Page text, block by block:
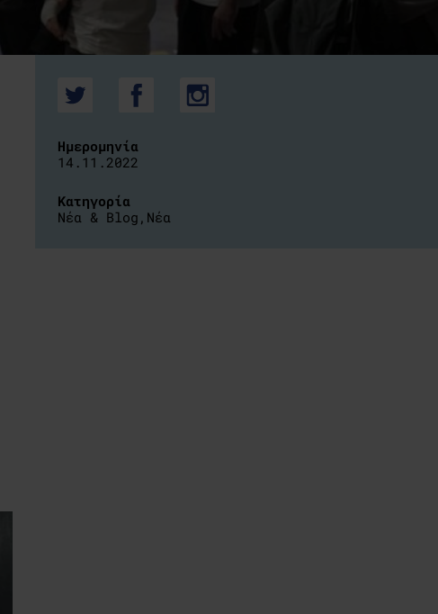
Ημερομηνία
14.11.2022
Κατηγορία
Νέα & Blog , Νέα